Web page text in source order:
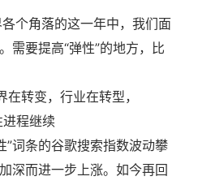
个角落的这一年中，我们面
需要提高“弹性”的地方，比
词条的谷歌搜索指数波动攀
深而进一步上涨。如今再回